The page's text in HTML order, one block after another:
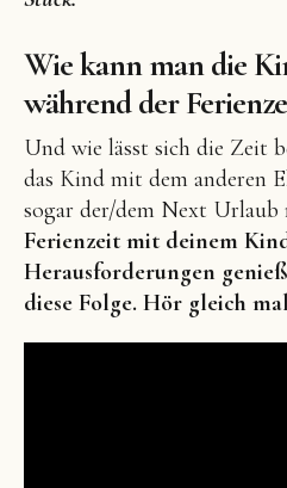
Wie kann man die
während der
Und wie lässt sich die Zeit
das Kind mit dem anderen
sogar der/dem Next Urlaub
Ferienzeit mit deinem
Herausforderungen
diese Folge. Hör gleich